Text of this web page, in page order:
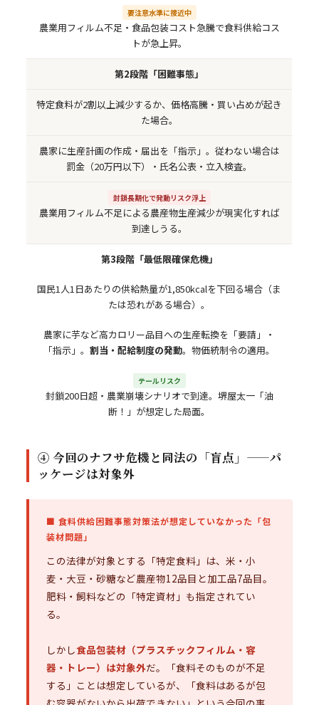
要注意水準に接近中
農業用フィルム不足・食品包装コスト急騰で食料供給コス
トが急上昇。
第2段階「困難事態」
特定食料が2割以上減少するか、価格高騰・買い占めが起き
た場合。
農家に生産計画の作成・届出を「指示」。従わない場合は
罰金（20万円以下）・氏名公表・立入検査。
封鎖長期化で発動リスク浮上
農業用フィルム不足による農産物生産減少が現実化すれば
到達しうる。
第3段階「最低限確保危機」
国民1人1日あたりの供給熱量が1,850kcalを下回る場合（ま
たは恐れがある場合）。
農家に芋など高カロリー品目への生産転換を「要請」・
「指示」。割当・配給制度の発動。物価統制令の適用。
テールリスク
封鎖200日超・農業崩壊シナリオで到達。堺屋太一「油
断！」が想定した局面。
④ 今回のナフサ危機と同法の「盲点」——パ
ッケージは対象外
■ 食料供給困難事態対策法が想定していなかった「包
装材問題」
この法律が対象とする「特定食料」は、米・小
麦・大豆・砂糖など農産物12品目と加工品7品目。
肥料・飼料などの「特定資材」も指定されてい
る。
しかし食品包装材（プラスチックフィルム・容
器・トレー）は対象外だ。「食料そのものが不足
する」ことは想定しているが、「食料はあるが包